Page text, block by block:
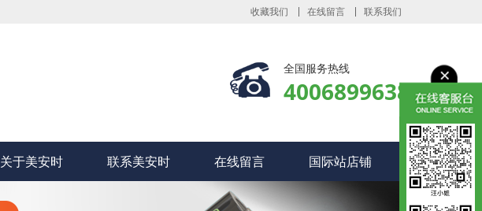
收藏我们 在线留言 联系我们
全国服务热线
4006899638
关于美安时 联系美安时 在线留言 国际站店铺